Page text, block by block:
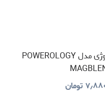
مخلوط کن و هولدر موبایل پاورولوژی مدل POWEROLOGY
تومان